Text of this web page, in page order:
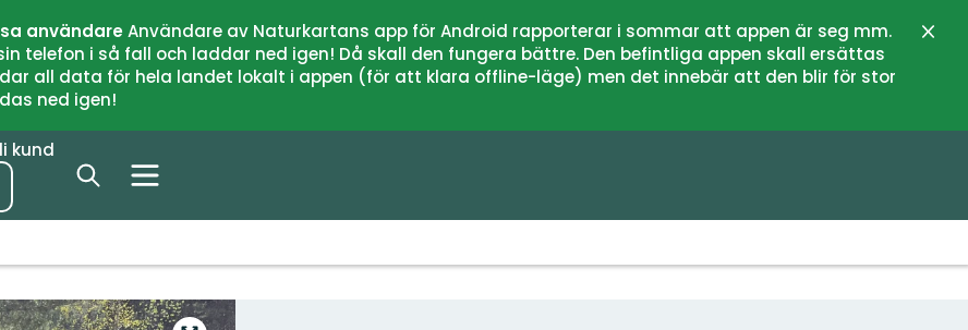
användareAnvändare av Naturkartans app för Android rapporterar i sommar att appen är seg mm.
telefon i så fall och laddar ned igen! Då skall den fungera bättre. Den befintliga appen skall ersättas
all data för hela landet lokalt i appen (för att klara offline-läge) men det innebär att den blir för stor
ned igen!
kund